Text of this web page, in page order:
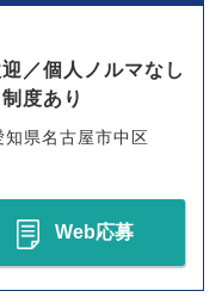
／個人ノルマなし
度あり
知県名古屋市中区
Web応募